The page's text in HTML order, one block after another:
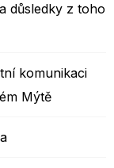
důsledky z toho
komunikaci
Mýtě